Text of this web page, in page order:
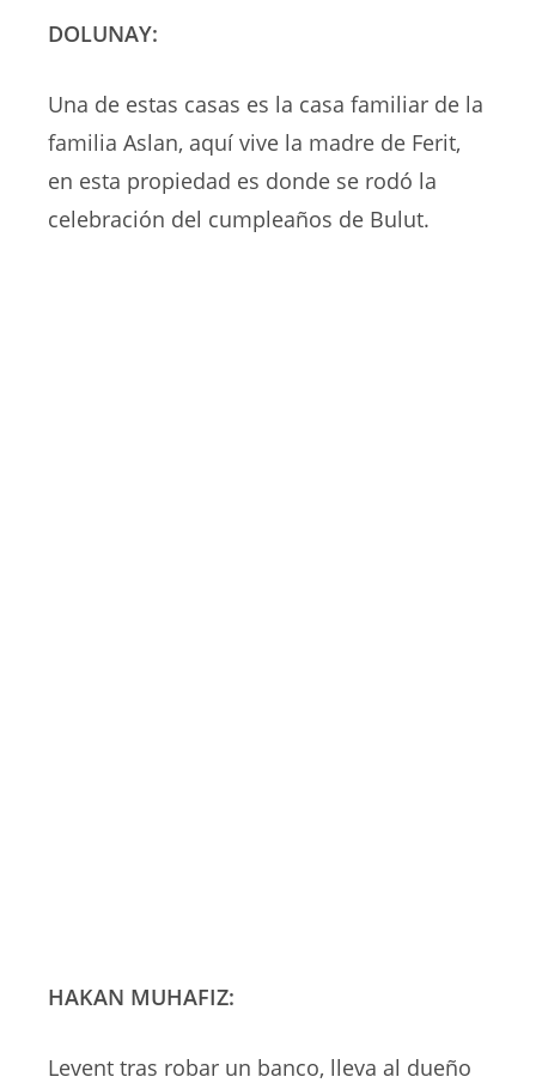
DOLUNAY:
Una de estas casas es la casa familiar de la
familia Aslan, aquí vive la madre de Ferit,
en esta propiedad es donde se rodó la
celebración del cumpleaños de Bulut.
HAKAN MUHAFIZ:
Levent tras robar un banco, lleva al dueño